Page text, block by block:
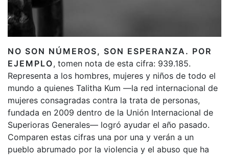
NO SON NÚMEROS, SON ESPERANZA. POR
EJEMPLO, tomen nota de esta cifra: 939.185.
Representa a los hombres, mujeres y niños de todo el
mundo a quienes Talitha Kum —la red internacional de
mujeres consagradas contra la trata de personas,
fundada en 2009 dentro de la Unión Internacional de
Superioras Generales— logró ayudar el año pasado.
Comparen estas cifras una por una y verán a un
pueblo abrumado por la violencia y el abuso que ha